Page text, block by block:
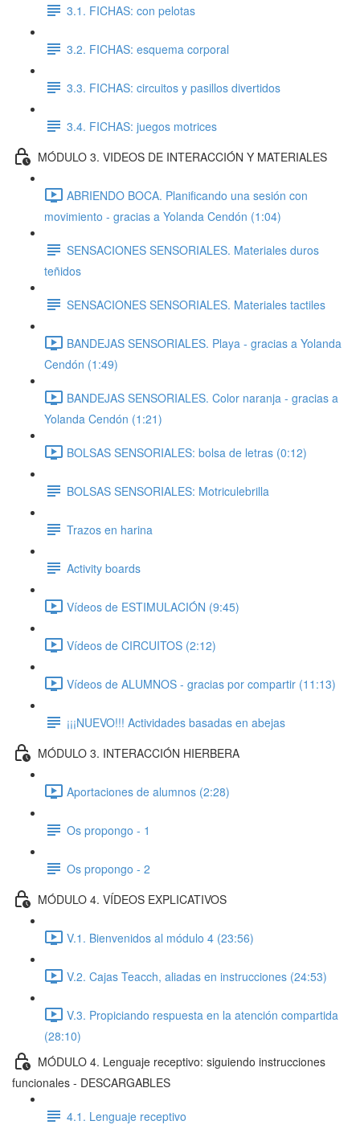
3.1. FICHAS: con pelotas
3.2. FICHAS: esquema corporal
3.3. FICHAS: circuitos y pasillos divertidos
3.4. FICHAS: juegos motrices
MÓDULO 3. VIDEOS DE INTERACCIÓN Y MATERIALES
ABRIENDO BOCA. Planificando una sesión con
movimiento - gracias a Yolanda Cendón (1:04)
SENSACIONES SENSORIALES. Materiales duros
teñidos
SENSACIONES SENSORIALES. Materiales tactiles
BANDEJAS SENSORIALES. Playa - gracias a Yolanda
Cendón (1:49)
BANDEJAS SENSORIALES. Color naranja - gracias a
Yolanda Cendón (1:21)
BOLSAS SENSORIALES: bolsa de letras (0:12)
BOLSAS SENSORIALES: Motriculebrilla
Trazos en harina
Activity boards
Vídeos de ESTIMULACIÓN (9:45)
Vídeos de CIRCUITOS (2:12)
Vídeos de ALUMNOS - gracias por compartir (11:13)
¡¡¡NUEVO!!! Actividades basadas en abejas
MÓDULO 3. INTERACCIÓN HIERBERA
Aportaciones de alumnos (2:28)
Os propongo - 1
Os propongo - 2
MÓDULO 4. VÍDEOS EXPLICATIVOS
V.1. Bienvenidos al módulo 4 (23:56)
V.2. Cajas Teacch, aliadas en instrucciones (24:53)
V.3. Propiciando respuesta en la atención compartida
(28:10)
MÓDULO 4. Lenguaje receptivo: siguiendo instrucciones
funcionales - DESCARGABLES
4.1. Lenguaje receptivo